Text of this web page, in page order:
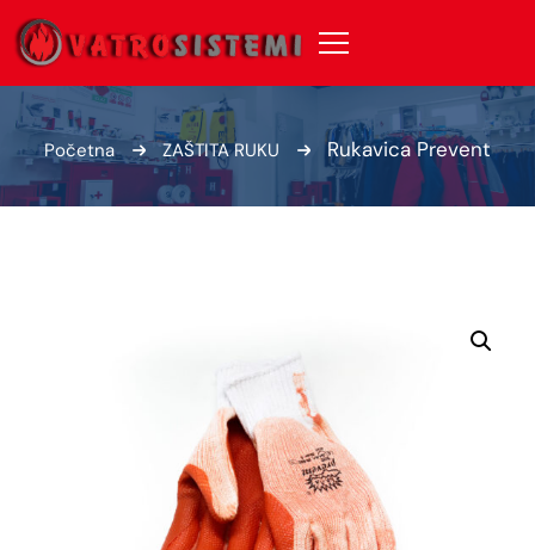
Početna ZAŠTITA RUKU Rukavica Prevent